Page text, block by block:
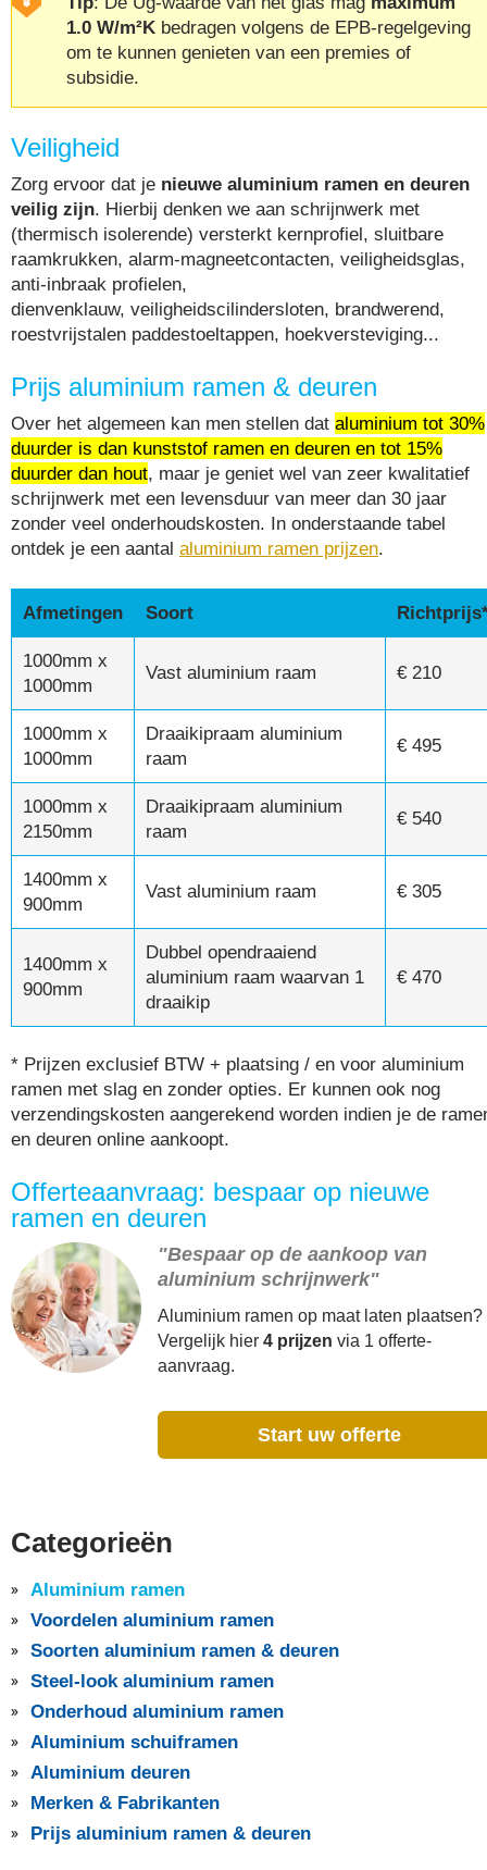
1.0 W/m²K bedragen volgens de EPB-regelgeving
om te kunnen genieten van een premies of
subsidie.
Veiligheid
Zorg ervoor dat je nieuwe aluminium ramen en deuren
veilig zijn. Hierbij denken we aan schrijnwerk met
(thermisch isolerende) versterkt kernprofiel, sluitbare
raamkrukken, alarm-magneetcontacten, veiligheidsglas,
anti-inbraak profielen,
dienvenklauw, veiligheidscilindersloten, brandwerend,
roestvrijstalen paddestoeltappen, hoekversteviging...
Prijs aluminium ramen & deuren
Over het algemeen kan men stellen dat aluminium tot 30%
duurder is dan kunststof ramen en deuren en tot 15%
duurder dan hout, maar je geniet wel van zeer kwalitatief
schrijnwerk met een levensduur van meer dan 30 jaar
zonder veel onderhoudskosten. In onderstaande tabel
ontdek je een aantal aluminium ramen prijzen.
Afmetingen Soort
1000mm x
1000mm
Vast aluminium raam € 210
1000mm x
1000mm
Draaikipraam aluminium
raam
€ 495
1000mm x
2150mm
Draaikipraam aluminium
raam
€ 540
1400mm x
900mm
Vast aluminium raam € 305
1400mm x
900mm
Dubbel opendraaiend
aluminium raam waarvan 1
draaikip
€ 470
* Prijzen exclusief BTW + plaatsing / en voor aluminium
ramen met slag en zonder opties. Er kunnen ook nog
verzendingskosten aangerekend worden indien je de
en deuren online aankoopt.
Offerteaanvraag: bespaar op nieuwe
ramen en deuren
"Bespaar op de aankoop van
aluminium schrijnwerk"
Aluminium ramen op maat laten plaatsen?
Vergelijk hier 4 prijzen via 1 offerte-
aanvraag.
Start uw offerte
Categorieën
Aluminium ramen
Voordelen aluminium ramen
Soorten aluminium ramen & deuren
Steel-look aluminium ramen
Onderhoud aluminium ramen
Aluminium schuiframen
Aluminium deuren
Merken & Fabrikanten
Prijs aluminium ramen & deuren